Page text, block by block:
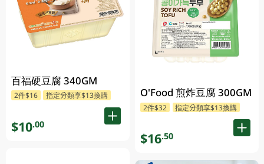
百福硬豆腐 340GM
2件$16 指定分類享$13換購
$10.00
O'Food 煎炸豆腐 300GM
2件$32 指定分類享$13換購
$16.50